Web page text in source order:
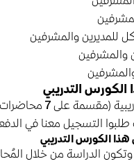
للمديرين والمشرفين
والمشرفين
التدريبي
7
طلبوا التسجيل معنا في
هذا الكورس التدريبي
وتكون الدراسة من خلال